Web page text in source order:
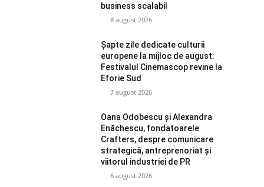
business scalabil
8 august 2026
Șapte zile dedicate culturii
europene la mijloc de august:
Festivalul Cinemascop revine la
Eforie Sud
7 august 2026
Oana Odobescu și Alexandra
Enăchescu, fondatoarele
Crafters, despre comunicare
strategică, antreprenoriat și
viitorul industriei de PR
6 august 2026